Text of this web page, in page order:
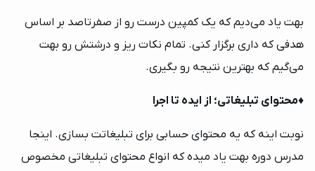
بهت یاد می‌دیم که یک کمپین درست رو از صفرتاصد بر اساس
هدفی که داری برگزار کنی. تمام نکات ریز و درشتش رو بهت
می‌گیم که بهترین نتیجه رو بگیری.
♦️محتوای تبلیغاتی؛ از ایده تا اجرا
نوبت اینه که یه محتوای حسابی برای تبلیغاتت بسازی. اینجا
مدرس دوره بهت یاد میده که انواع محتوای تبلیغاتی مخصوص